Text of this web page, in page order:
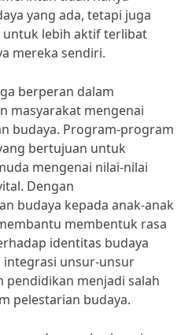
yang ada, tetapi juga
lebih aktif terlibat
mereka sendiri.
berperan dalam
masyarakat mengenai
budaya. Program-program
bertujuan untuk
mengenai nilai-nilai
Dengan
budaya kepada anak-anak
membentuk rasa
identitas budaya
integrasi unsur-unsur
menjadi salah
pelestarian budaya.